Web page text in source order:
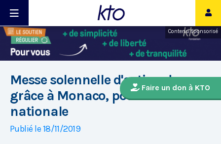
Contenu sponsorisé
Faire un don à KTO
Messe solennelle d'action de
grâce à Monaco, pour la fête
nationale
Publié le 18/11/2019